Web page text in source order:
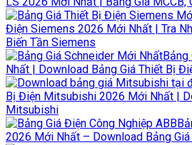
Điện Siemens 2026 Mới Nhất | Tra
Biến Tần Siemens
Nhất | Download Bảng Giá Thiết Bị
Bị Điện Mitsubishi 2026 Mới Nhất |
Mitsubishi
2026 Mới Nhất – Download Bảng Giá